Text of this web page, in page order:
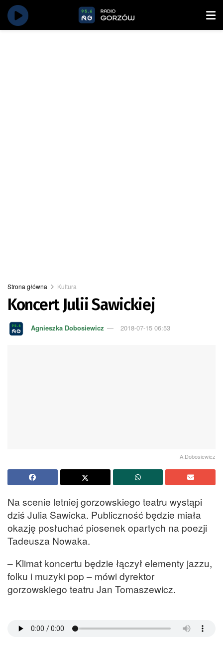
Strona główna Kultura
Koncert Julii Sawickiej
Agnieszka Dobosiewicz 2018-07-15 06:53
A.Dobosiewicz
Na scenie letniej gorzowskiego teatru wystąpi
dziś Julia Sawicka. Publiczność będzie miała
okazję posłuchać piosenek opartych na poezji
Tadeusza Nowaka.
– Klimat koncertu będzie łączył elementy jazzu,
folku i muzyki pop – mówi dyrektor
gorzowskiego teatru Jan Tomaszewicz.